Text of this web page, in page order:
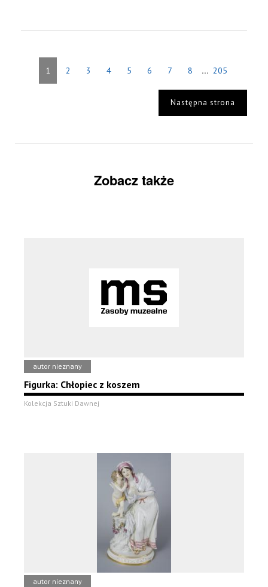
1 2 3 4 5 6 7 8 ... 205
Następna strona
Zobacz także
autor nieznany
Figurka: Chłopiec z koszem
Kolekcja Sztuki Dawnej
autor nieznany